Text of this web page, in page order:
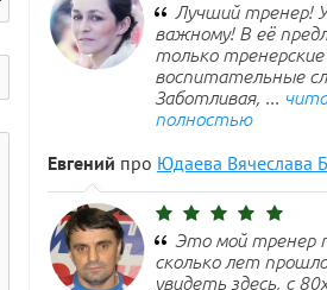
Лучший тренер!
важному! В её
только тренерские
воспитательные
Заботливая, ...
полностью
Евгений про Юдаева Вячеслава
Это мой тренер
сколько лет
увидеть здесь, с